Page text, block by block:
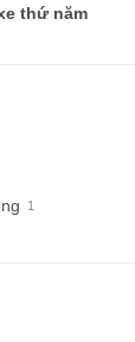
thứ năm